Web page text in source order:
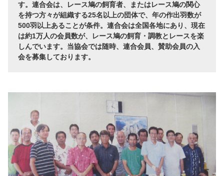
す。連合会は、レース鳩の飼育者、またはレース鳩の関心
を持つ方々が組織する25名以上の団体で、年の作出羽数が
500羽以上あることが条件。連合会は全国各地にあり、現在
は約1万人の会員数が、レース鳩の飼育・調教とレースを楽
しんでいます。当協会では随時、連合会員、賛助会員の入
会を募集しております。